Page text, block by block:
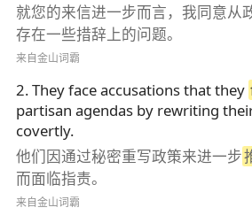
就您的来信进一步而言，我同意从
存在一些措辞上的问题。
来自金山词霸
2.They face accusations that they
partisan agendas by rewriting
covertly.
他们因通过秘密重写政策来进一步
而面临指责。
来自金山词霸